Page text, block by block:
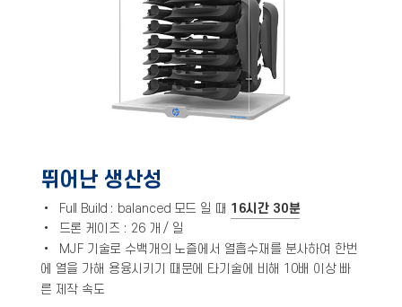
뛰어난 생산성
• Full Build : balanced 모드 일 때 16시간 30분
• 드론 케이즈 : 26 개 / 일
• MJF 기술로 수백개의 노즐에서 열흡수재를 분사하여 한번
에 열을 가해 용융시키기 때문에 타기술에 비해 10배 이상 빠
른 제작 속도